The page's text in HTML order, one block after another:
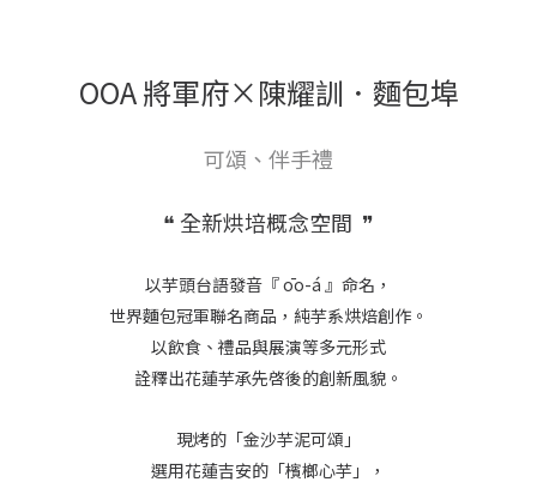
OOA 將軍府×陳耀訓．麵包埠
可頌、伴手禮
❝ 全新烘培概念空間 ❞
以芋頭台語發音『 ōo-á 』命名，
世界麵包冠軍聯名商品，純芋系烘焙創作。
以飲食、禮品與展演等多元形式
詮釋出花蓮芋承先啓後的創新風貌。
現烤的「金沙芋泥可頌」
選用花蓮吉安的「檳榔心芋」，